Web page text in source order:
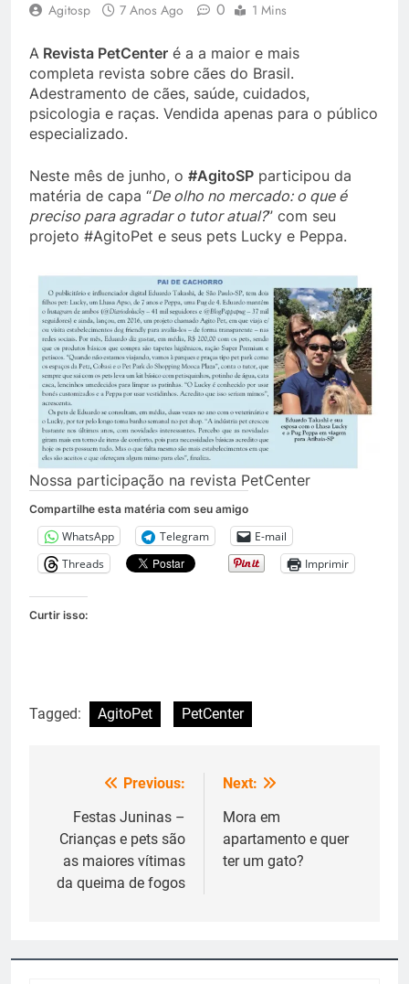
Agitosp 7 Anos Ago 0 1 Mins
A Revista PetCenter é a a maior e mais
completa revista sobre cães do Brasil.
Adestramento de cães, saúde, cuidados,
psicologia e raças. Vendida apenas para o público
especializado.
Neste mês de junho, o #AgitoSP participou da
matéria de capa “De olho no mercado: o que é
preciso para agradar o tutor atual?” com seu
projeto #AgitoPet e seus pets Lucky e Peppa.
Nossa participação na revista PetCenter
Compartilhe esta matéria com seu amigo
WhatsApp Telegram
E-mail
Threads
Imprimir
Curtir isso:
Tagged: AgitoPet PetCenter
Navegação
Post
Previous:
Festas Juninas –
Crianças e pets são
as maiores vítimas
da queima de fogos
Next:
Mora em
apartamento e quer
ter um gato?